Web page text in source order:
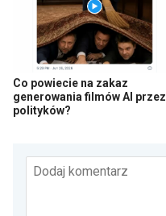
Co powiecie na zakaz
generowania filmów AI przez
polityków?
Dodaj komentarz